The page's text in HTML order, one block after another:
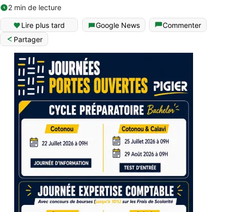
2 min de lecture
Lire plus tard Google News
Commenter
Partager